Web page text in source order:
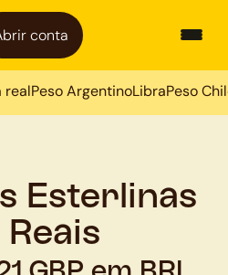
conta
realPeso ArgentinoLibraPeso
Esterlinas
Reais